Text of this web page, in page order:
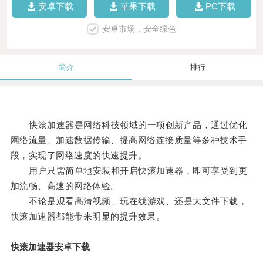
安卓下载 苹果下载 PC下载
安卓市场，安全绿色
简介 排行
快滚加速器是网络科技领域的一项创新产品，通过优化
网络流量、加速数据传输、提高网络连接质量等多种技术手
段，实现了网络速度的快速提升。
用户只需简单地安装和开启快滚加速器，即可享受到更
加流畅、高速的网络体验。
不论是观看高清视频、玩在线游戏、还是大文件下载，
快滚加速器都能带来明显的提升效果。
快滚加速器安卓下载